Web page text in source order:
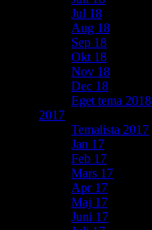
Jul 18
Aug 18
Sep 18
Okt 18
Nov 18
Dec 18
Eget tema 2018
2017
Temalista 2017
Jan 17
Feb 17
Mars 17
Apr 17
Maj 17
Juni 17